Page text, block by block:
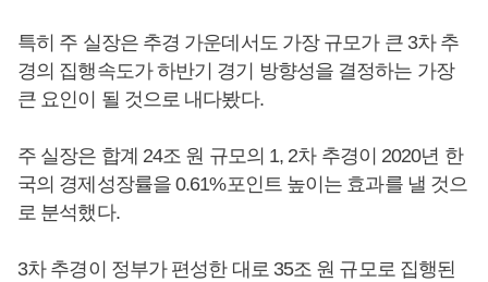
특히 주 실장은 추경 가운데서도 가장 규모가 큰 3차 추
경의 집행속도가 하반기 경기 방향성을 결정하는 가장
큰 요인이 될 것으로 내다봤다.
주 실장은 합계 24조 원 규모의 1, 2차 추경이 2020년 한
국의 경제성장률을 0.61%포인트 높이는 효과를 낼 것으
로 분석했다.
3차 추경이 정부가 편성한 대로 35조 원 규모로 집행된